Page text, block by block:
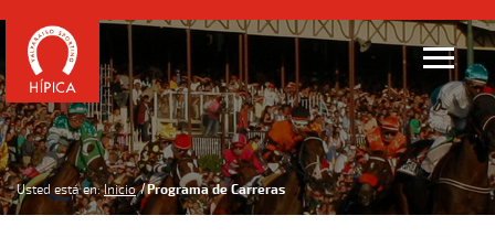
Usted está en: Inicio Programa de Carreras